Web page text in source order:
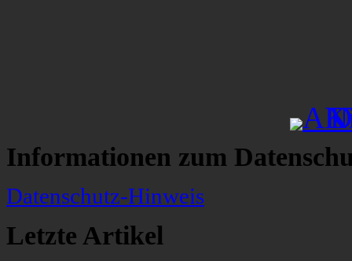
Informationen zum
Datenschutz-Hinweis
Letzte Artikel